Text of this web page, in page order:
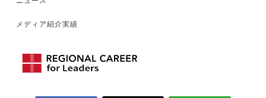
メディア紹介実績